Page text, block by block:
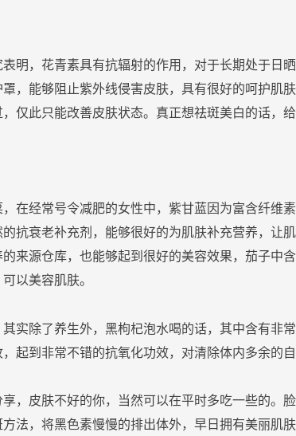
明，花青素具有抗辐射的作用，对于长期处于日
，能够阻止紫外线侵害皮肤，具有很好的呵护肌肤
仅此只能改善皮肤状态。真正想祛斑美白的话，
在经常号令减肥的女性中，紫甘蓝因为富含纤维
的抗衰老补充剂，能够很好的为肌肤补充营养，让
来源仓库，也能够起到很好的美容效果， 茄子中
以美容肌肤。
实除了养生外，黑枸杞泡水喝的话，其中含有非
，起到非常不错的抗氧化功效，对清除体内多余的
享， 皮肤不好的你，当然可以在平时多吃一些的。 脸
方法，将黑色素慢慢的排出体外，早日拥有美丽肌肤